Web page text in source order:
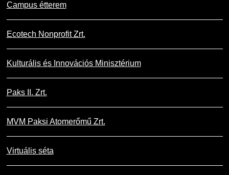
Campus étterem
Ecotech Nonprofit Zrt.
Kulturális és Innovációs Minisztérium
Paks II. Zrt.
MVM Paksi Atomerőmű Zrt.
Virtuális séta